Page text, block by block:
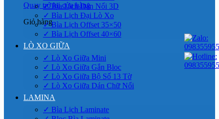
Quay trở lại cửa hàng
Giỏ hàng
✓ Bìa Lịch Dán Nổi 3D
✓ Bìa Lịch Đại Lò Xo
✓ Bìa Lịch Offset 35×50
✓ Bìa Lịch Offset 40×60
LÒ XO GIỮA
✓ Lò Xo Giữa Mini
✓ Lò Xo Giữa Gắn Bloc
✓ Lò Xo Giữa Bộ Số 13 Tờ
✓ Lò Xo Giữa Dán Chữ Nổi
LAMINA
✓ Bìa Lịch Laminate